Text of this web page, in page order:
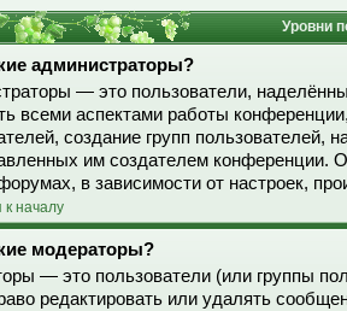
Уровни
администраторы?
— это пользователи,
всеми аспектами работы
создание групп пользователей,
им создателем конференции.
в зависимости от настроек,
к началу
модераторы?
— это пользователи (или группы
редактировать или удалять